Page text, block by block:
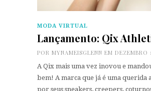
MODA VIRTUAL
Lançamento: Qix
POR MYNAMEISGLENN EM DEZEMBRO
A Qix mais uma vez inovou e
bem! A marca que já é uma querida
por seus sneakers, creepers,